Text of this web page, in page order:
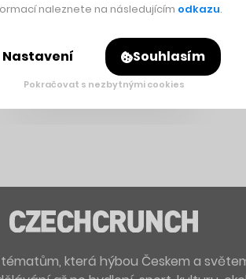
která hýbou Českem a
naleznete na následujícím odkazu.
Nastavení Souhlasím
Pokračovat s nezbytnými cookies